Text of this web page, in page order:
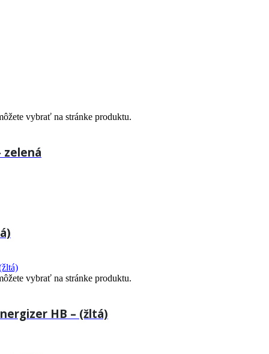
vybrať na stránke produktu.
zelená
vybrať na stránke produktu.
HB – (žltá)